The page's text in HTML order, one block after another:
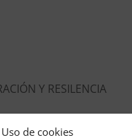
Uso de cookies
Y RESILENCIA